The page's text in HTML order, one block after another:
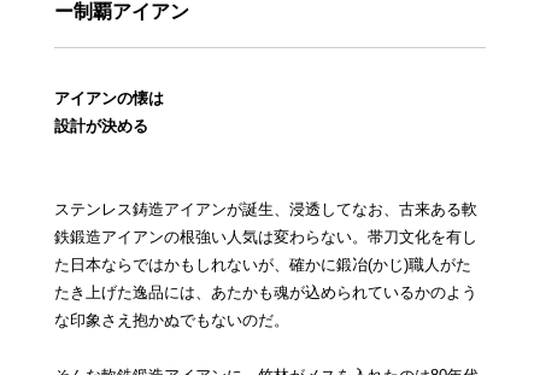
ー制覇アイアン
アイアンの懐は
設計が決める
ステンレス鋳造アイアンが誕生、浸透してなお、古来ある軟
鉄鍛造アイアンの根強い人気は変わらない。帯刀文化を有し
た日本ならではかもしれないが、確かに鍛冶(かじ)職人がた
たき上げた逸品には、あたかも魂が込められているかのよう
な印象さえ抱かぬでもないのだ。